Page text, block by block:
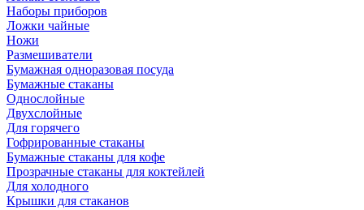
Наборы приборов
Ложки чайные
Ножи
Размешиватели
Бумажная одноразовая посуда
Бумажные стаканы
Однослойные
Двухслойные
Для горячего
Гофрированные стаканы
Бумажные стаканы для кофе
Прозрачные стаканы для коктейлей
Для холодного
Крышки для стаканов